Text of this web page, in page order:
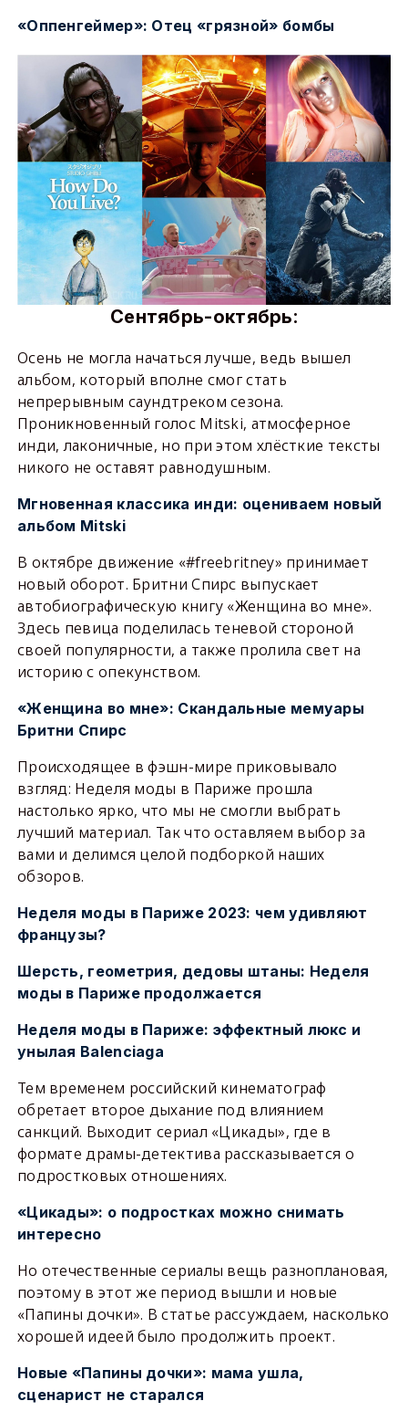
«Оппенгеймер»: Отец «грязной» бомбы
Сентябрь-октябрь:
Осень не могла начаться лучше, ведь вышел
альбом, который вполне смог стать
непрерывным саундтреком сезона.
Проникновенный голос Mitski, атмосферное
инди, лаконичные, но при этом хлёсткие тексты
никого не оставят равнодушным.
Мгновенная классика инди: оцениваем новый
альбом Mitski
В октябре движение «#freebritney» принимает
новый оборот. Бритни Спирс выпускает
автобиографическую книгу «Женщина во мне».
Здесь певица поделилась теневой стороной
своей популярности, а также пролила свет на
историю с опекунством.
«Женщина во мне»: Скандальные мемуары
Бритни Спирс
Происходящее в фэшн-мире приковывало
взгляд: Неделя моды в Париже прошла
настолько ярко, что мы не смогли выбрать
лучший материал. Так что оставляем выбор за
вами и делимся целой подборкой наших
обзоров.
Неделя моды в Париже 2023: чем удивляют
французы?
Шерсть, геометрия, дедовы штаны: Неделя
моды в Париже продолжается
Неделя моды в Париже: эффектный люкс и
унылая Balenciaga
Тем временем российский кинематограф
обретает второе дыхание под влиянием
санкций. Выходит сериал «Цикады», где в
формате драмы-детектива рассказывается о
подростковых отношениях.
«Цикады»: о подростках можно снимать
интересно
Но отечественные сериалы вещь разноплановая,
поэтому в этот же период вышли и новые
«Папины дочки». В статье рассуждаем, насколько
хорошей идеей было продолжить проект.
Новые «Папины дочки»: мама ушла,
сценарист не старался